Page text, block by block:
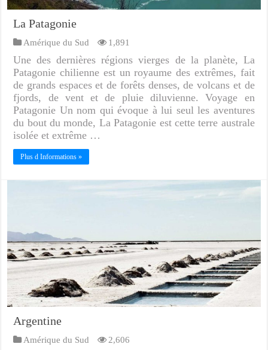
La Patagonie
Amérique du Sud 1,891
Une des dernières régions vierges de la planète, La
Patagonie chilienne est un royaume des extrêmes, fait
de grands espaces et de forêts denses, de volcans et de
fjords, de vent et de pluie diluvienne. Voyage en
Patagonie Un nom qui évoque à lui seul les aventures
du bout du monde, La Patagonie est cette terre australe
isolée et extrême …
Plus d Informations »
Argentine
Amérique du Sud 2,606